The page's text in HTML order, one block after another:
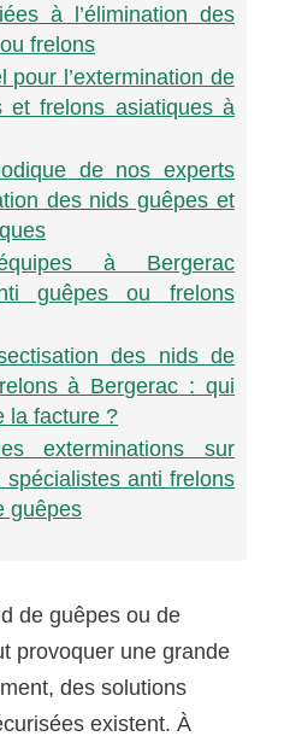
à l’élimination des
frelons
pour l’extermination de
et frelons asiatiques à
de nos experts
des nids guêpes et
à Bergerac
guêpes ou frelons
des nids de
à Bergerac : qui
la facture ?
exterminations sur
anti frelons
guêpes
de guêpes ou de
provoquer une grande
des solutions
existent. À